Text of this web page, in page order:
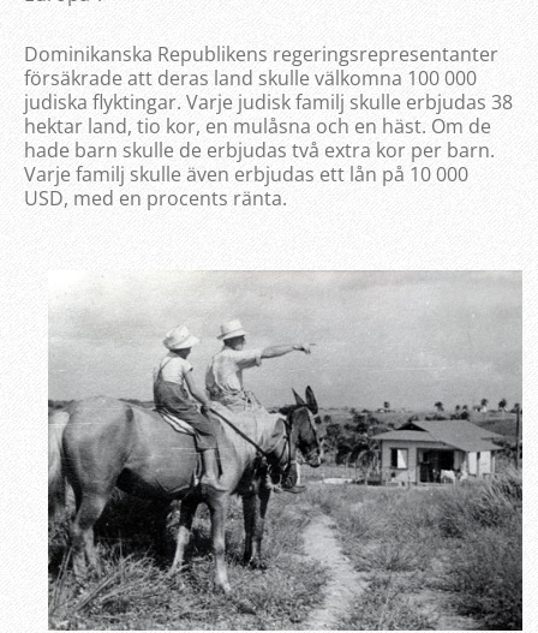
Dominikanska Republikens regeringsrepresentanter
försäkrade att deras land skulle välkomna 100 000
judiska flyktingar. Varje judisk familj skulle erbjudas 38
hektar land, tio kor, en mulåsna och en häst. Om de
hade barn skulle de erbjudas två extra kor per barn.
Varje familj skulle även erbjudas ett lån på 10 000
USD, med en procents ränta.